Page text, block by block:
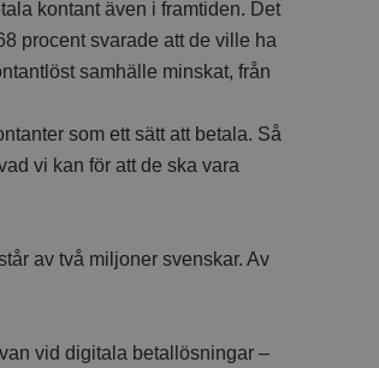
kontant även i framtiden. Det
procent svarade att de ville ha
samhälle minskat, från
som ett sätt att betala. Så
vi kan för att de ska vara
av två miljoner svenskar. Av
vid digitala betallösningar –